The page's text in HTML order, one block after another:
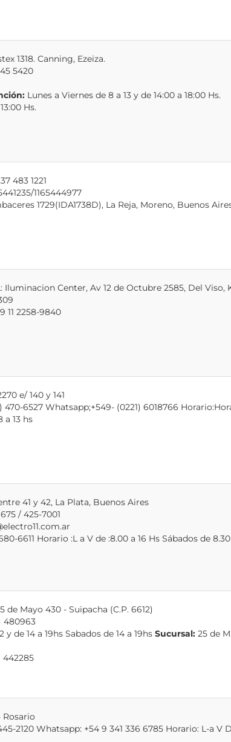
1318. Canning, Ezeiza.
5420
Lunes a Viernes de 8 a 13 y de 14:00 a 18:00 Hs.
Hs.
483 1221
1165444977
1729(IDA1738D), La Reja, Moreno, Buenos
Iluminacion Center, Av 12 de Octubre 2585, Del Viso,
11 2258-9840
e/ 140 y 141
470-6527 Whatsapp;+549- (0221) 6018766
a 13 hs
41 y 42, La Plata, Buenos Aires
/ 425-7001
6611 Horario :L a V de :8.00 a 16 Hs Sábados de 8.30
de Mayo 430 - Suipacha (C.P. 6612)
480963
y de 14 a 19hs Sabados de 14 a 19hs Sucursal: 25 de
442285
Rosario
2120 Whatsapp: +54 9 341 336 6785 Horario: L-a V